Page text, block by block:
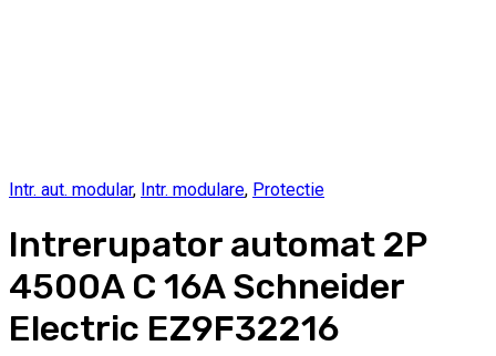
Intr. aut. modular, Intr. modulare, Protectie
Intrerupator automat 2P
4500A C 16A Schneider
Electric EZ9F32216